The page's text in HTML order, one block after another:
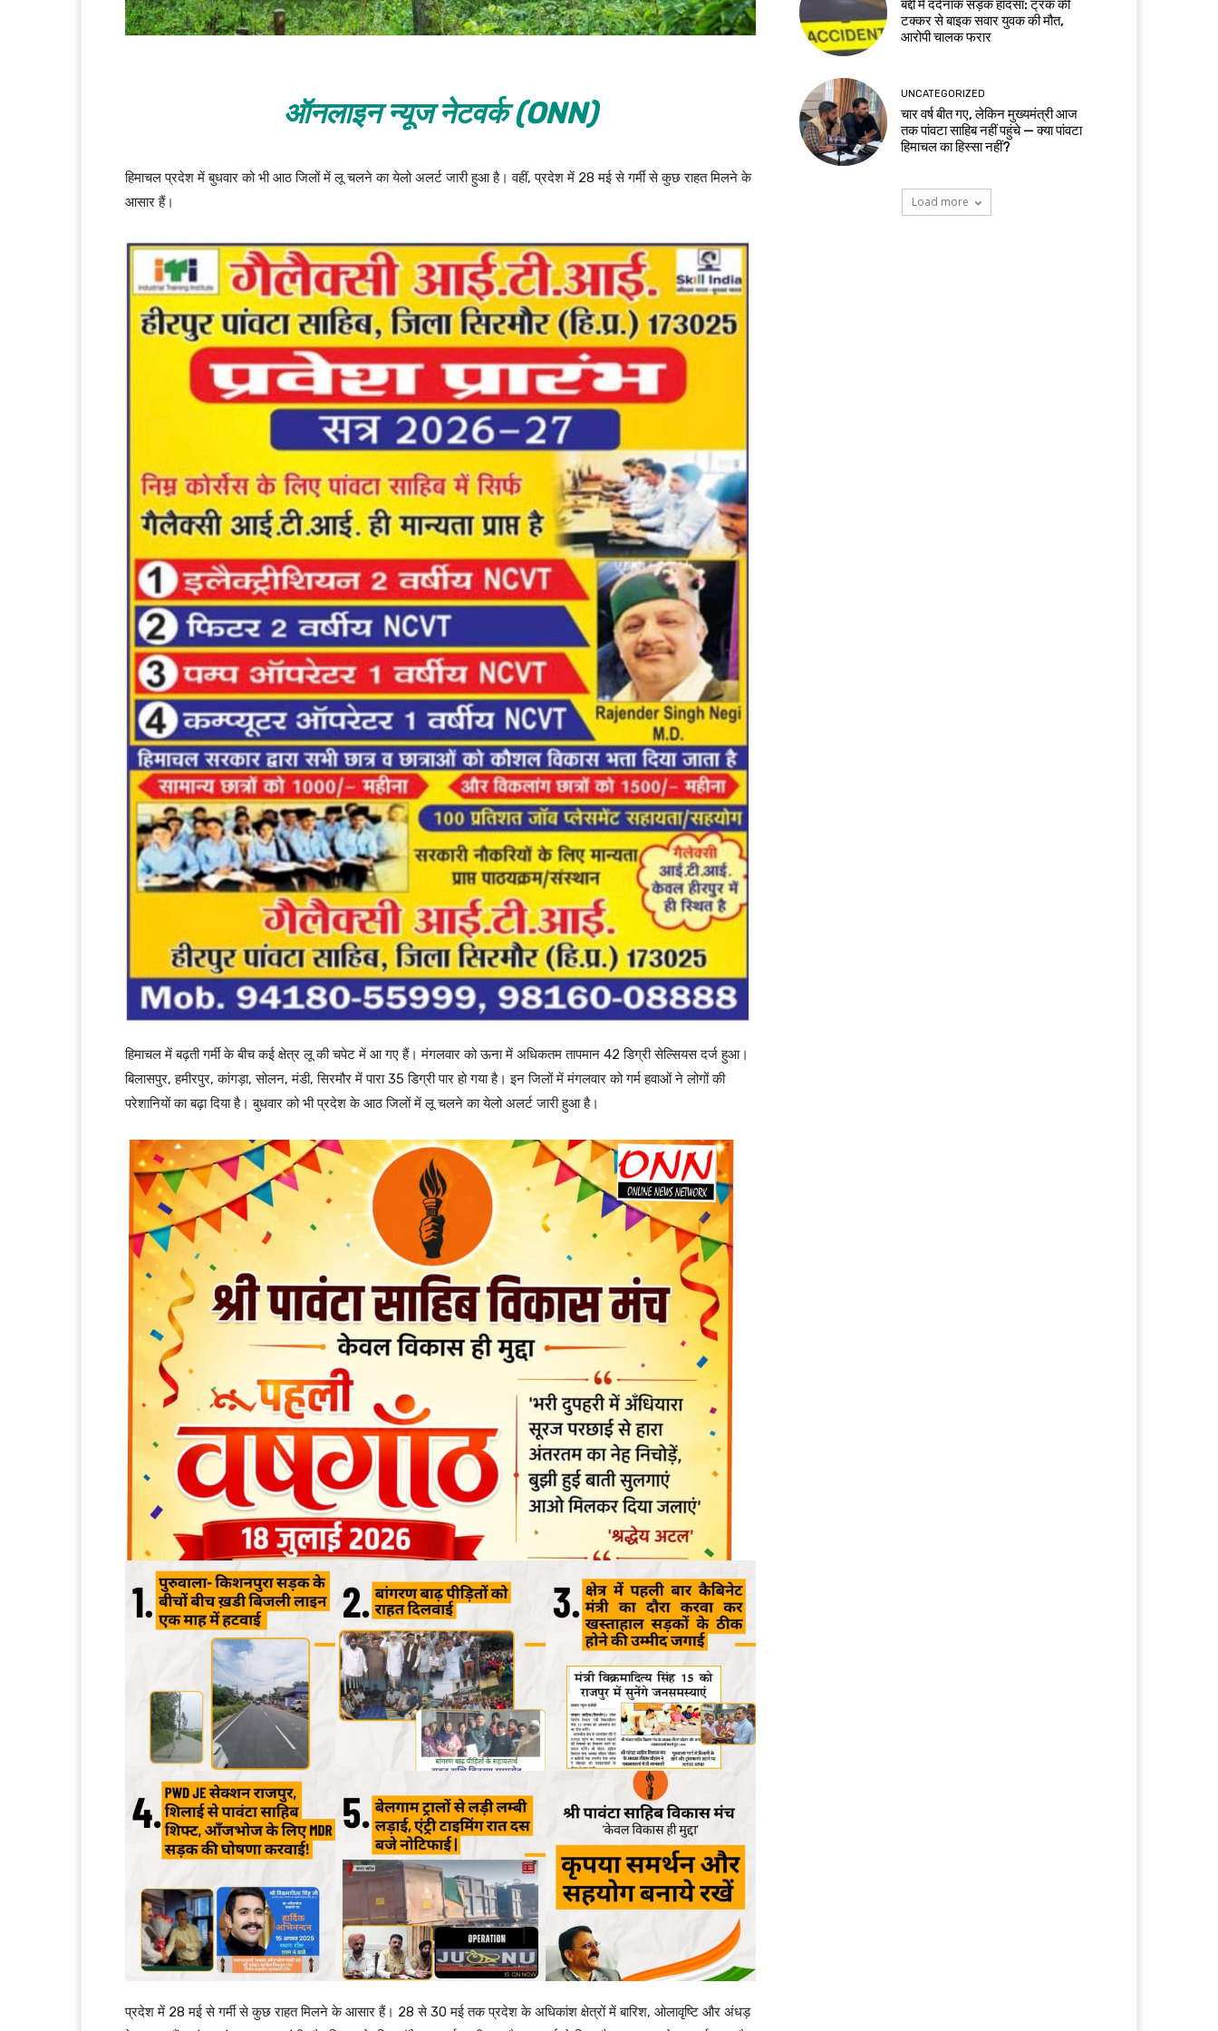
ऑनलाइन न्यूज नेटवर्क (ONN)
हिमाचल प्रदेश में बुधवार को भी आठ जिलों में लू चलने का येलो अलर्ट जारी हुआ है। वहीं, प्रदेश में 28 मई से गर्मी से कुछ राहत मिलने के
आसार हैं।
हिमाचल में बढ़ती गर्मी के बीच कई क्षेत्र लू की चपेट में आ गए हैं। मंगलवार को ऊना में अधिकतम तापमान 42 डिग्री सेल्सियस दर्ज हुआ।
बिलासपुर, हमीरपुर, कांगड़ा, सोलन, मंडी, सिरमौर में पारा 35 डिग्री पार हो गया है। इन जिलों में मंगलवार को गर्म हवाओं ने लोगों की
परेशानियों का बढ़ा दिया है। बुधवार को भी प्रदेश के आठ जिलों में लू चलने का येलो अलर्ट जारी हुआ है।
प्रदेश में 28 मई से गर्मी से कुछ राहत मिलने के आसार हैं। 28 से 30 मई तक प्रदेश के अधिकांश क्षेत्रों में बारिश, ओलावृष्टि और अंधड़
बद्दी में दर्दनाक सड़क हादसा: ट्रक की
टक्कर से बाइक सवार युवक की मौत,
आरोपी चालक फरार
UNCATEGORIZED
चार वर्ष बीत गए, लेकिन मुख्यमंत्री आज
तक पांवटा साहिब नहीं पहुंचे — क्या पांवटा
हिमाचल का हिस्सा नहीं?
Load more